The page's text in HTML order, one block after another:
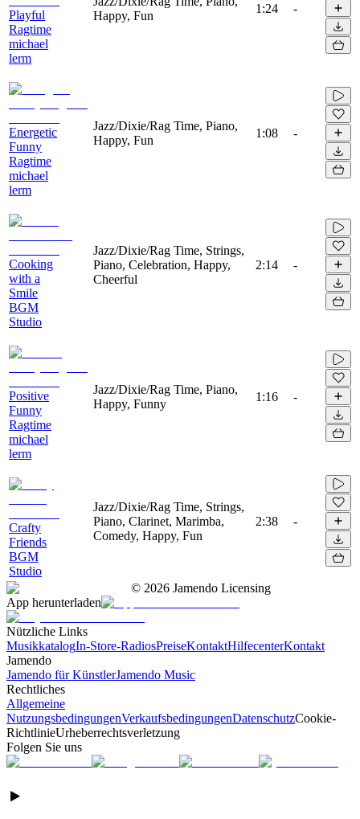
Playful
Ragtime
michael
lerm
Happy, Fun
1:24 -
Energetic
Funny
Ragtime
michael
lerm
Jazz/Dixie/Rag Time, Piano,
Happy, Fun
1:08 -
Cooking
with a
Smile
BGM
Studio
Jazz/Dixie/Rag Time, Strings,
Piano, Celebration, Happy,
Cheerful
2:14 -
Positive
Funny
Ragtime
michael
lerm
Jazz/Dixie/Rag Time, Piano,
Happy, Funny
1:16 -
Crafty
Friends
BGM
Studio
Jazz/Dixie/Rag Time, Strings,
Piano, Clarinet, Marimba,
Comedy, Happy, Fun
2:38 -
© 2026 Jamendo Licensing
App herunterladen
Nützliche Links
MusikkatalogIn-Store-RadiosPreiseKontaktHilfecenterKontakt
Jamendo
Jamendo für KünstlerJamendo Music
Rechtliches
Allgemeine
NutzungsbedingungenVerkaufsbedingungenDatenschutzCookie-
RichtlinieUrheberrechtsverletzung
Folgen Sie uns